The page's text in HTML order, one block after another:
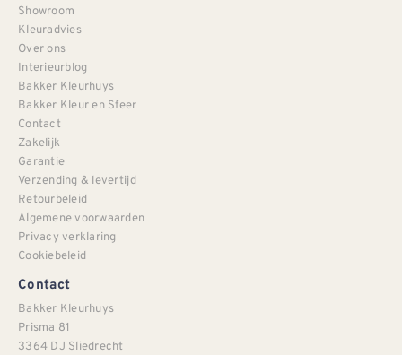
Showroom
Kleuradvies
Over ons
Interieurblog
Bakker Kleurhuys
Bakker Kleur en Sfeer
Contact
Zakelijk
Garantie
Verzending & levertijd
Retourbeleid
Algemene voorwaarden
Privacy verklaring
Cookiebeleid
Contact
Bakker Kleurhuys
Prisma 81
3364 DJ Sliedrecht